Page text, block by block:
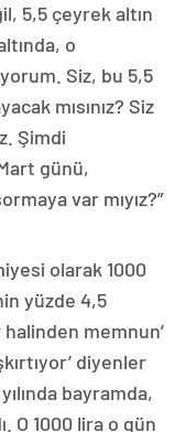
5,5 çeyrek altın
o
Siz, bu 5,5
mısınız? Siz
Şimdi
günü,
var mıyız?”
olarak 1000
yüzde 4,5
memnun’
diyenler
bayramda,
O 1000 lira o gün